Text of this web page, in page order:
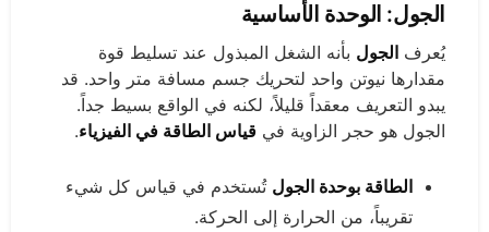
الجول: الوحدة الأساسية
يُعرف الجول بأنه الشغل المبذول عند تسليط قوة
مقدارها نيوتن واحد لتحريك جسم مسافة متر واحد. قد
يبدو التعريف معقداً قليلاً، لكنه في الواقع بسيط جداً.
الجول هو حجر الزاوية في قياس الطاقة في الفيزياء.
الطاقة بوحدة الجول تُستخدم في قياس كل شيء
تقريباً، من الحرارة إلى الحركة.